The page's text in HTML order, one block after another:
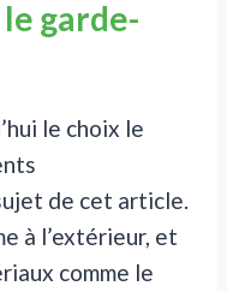
garde-
le choix le
de cet article.
à l’extérieur, et
comme le